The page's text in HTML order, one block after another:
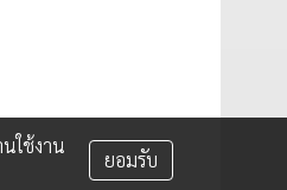
ใช้งาน
ยอมรับ